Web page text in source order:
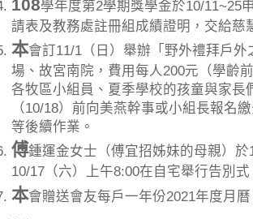
108學年度第2學期獎學金於10/11~25
請表及教務處註冊組成績證明，交給慈
本會訂11/1（日）舉辦「野外禮拜戶
場、故宮南院，費用每人200元（學齡
各牧區小組員、夏季學校的孩童與家長
（10/18）前向美燕幹事或小組長報名
等後續作業。
傅鍾運金女士（傅宜招姊妹的母親）
10/17（六）上午8:00在自宅舉行告別
本會贈送會友每戶一年份2021年度月